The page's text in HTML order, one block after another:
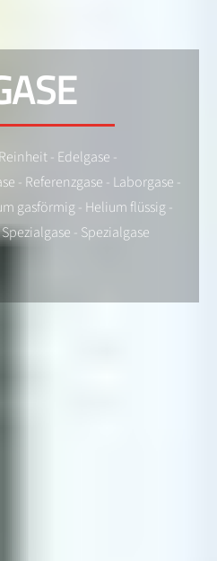
- Edelgase -
- Referenzgase - Laborgase -
gasförmig - Helium flüssig -
- Spezialgase